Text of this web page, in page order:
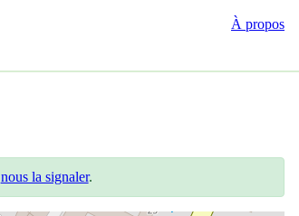
À propos
nous la signaler.